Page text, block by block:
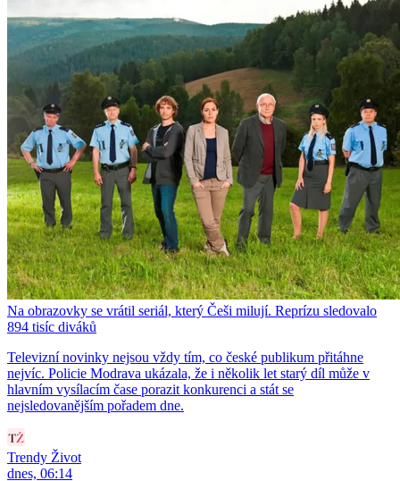
Na obrazovky se vrátil seriál, který Češi milují. Reprízu sledovalo
894 tisíc diváků
Televizní novinky nejsou vždy tím, co české publikum přitáhne
nejvíc. Policie Modrava ukázala, že i několik let starý díl může v
hlavním vysílacím čase porazit konkurenci a stát se
nejsledovanějším pořadem dne.
Trendy Život
dnes, 06:14